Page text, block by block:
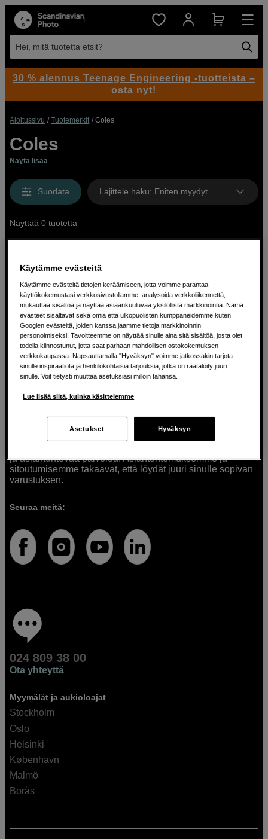
Hei, mitä tuotetta etsit?
Aloitussivu Tuotemerkit Coles
Coles
Näytä lisää
Suodata Lajittele haku: Eniten myydyt
Näyttää 0 tuotetta
Ratkaisuja luoville ihmisille jo vuodesta
1982
Olemme Scandinavian Photolla jo yli 40 vuoden ajan
auttaneet luovia ihmisiä toteuttamaan visioitaan.
Tarjoamme inspiraatiota, asiantuntemusta ja tuotteita
muun muassa valokuvauksen, äänen, videokuvauksen ja
musiikin ja taiteen harrastajia. Oikeilla työkaluilla ideat
muuttuvat todellisuudeksi. Autamme sinua valitsemaan
ja asiantuntevaa palvelua. Asiantuntemuksemme ja
sitoutumisemme takaavat, että löydät juuri sinulle sopivan
varustuksen.
Seuraa meitä:
024 809 38 00
Ota yhteyttä
Myymälät ja aukioloajat
Stockholm
Oslo
Helsinki
København
Malmö
Borås
30 % alennus Teenage Engineering -tuotteista –
osta nyt!
Käytämme evästeitä
Käytämme evästeitä tietojen keräämiseen, jotta voimme parantaa
käyttökokemustasi verkkosivustollamme, analysoida verkkoliikennettä,
mukauttaa sisältöä ja näyttää asiaankuuluvaa yksilöllistä markkinointia. Nämä
evästeet sisältävät sekä omia että ulkopuolisten kumppaneidemme kuten
Googlen evästeitä, joiden kanssa jaamme tietoja markkinoinnin
personoimiseksi. Tavoitteemme on näyttää sinulle aina sitä sisältöä, josta olet
todella kiinnostunut, jotta saat parhaan mahdollisen ostokokemuksen
verkkokaupassa. Napsauttamalla "Hyväksyn" voimme jatkossakin tarjota
sinulle inspiraatiota ja henkilökohtaisia tarjouksia, jotka on räätälöity juuri
sinulle. Voit tietysti muuttaa asetuksiasi milloin tahansa.
Lue lisää siitä, kuinka käsittelemme
Asetukset Hyväksyn